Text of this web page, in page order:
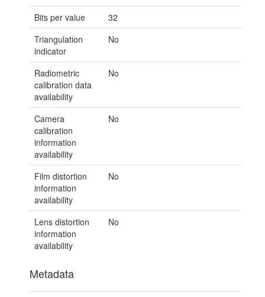
Bits per value
32
Triangulation
indicator
No
Radiometric
calibration data
availability
No
Camera
calibration
information
availability
No
Film distortion
information
availability
No
Lens distortion
information
availability
No
Metadata